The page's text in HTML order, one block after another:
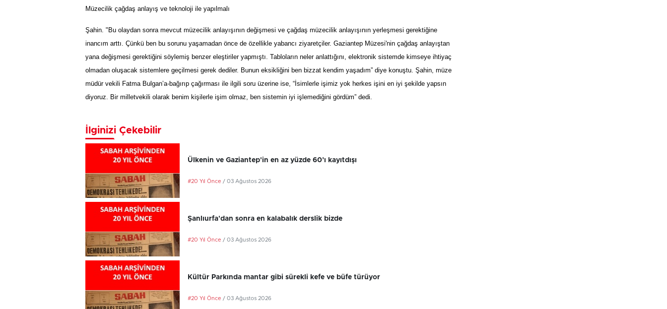
Müzecilik çağdaş anlayış ve teknoloji ile yapılmalı
Şahin. "Bu olaydan sonra mevcut müzecilik anlayışının değişmesi ve çağdaş müzecilik anlayışının yerleşmesi gerektiğine
inancım arttı. Çünkü ben bu sorunu yaşamadan önce de özellikle yabancı ziyaretçiler. Gaziantep Müzesi'nin çağdaş anlayıştan
yana değişmesi gerektiğini söylemiş benzer eleştiriler yapmıştı. Tabloların neler anlattığını, elektronik sistemde kimseye ihtiyaç
olmadan oluşacak sistemlere geçilmesi gerek dediler. Bunun eksikliğini ben bizzat kendim yaşadım” diye konuştu. Şahin, müze
müdür vekili Fatma Bulgan’a-bağırıp çağırması ile ilgili soru üzerine ise, “İsimlerle işimiz yok herkes işini en iyi şekilde yapsın
diyoruz. Bir milletvekili olarak benim kişilerle işim olmaz, ben sistemin iyi işlemediğini gördüm” dedi.
İlginizi Çekebilir
Ülkenin ve Gaziantep'in en az yüzde 60’ı kayıtdışı
#20 Yıl Önce / 03 Ağustos 2026
Şanlıurfa'dan sonra en kalabalık derslik bizde
#20 Yıl Önce / 03 Ağustos 2026
Kültür Parkında mantar gibi sürekli kefe ve büfe türüyor
#20 Yıl Önce / 03 Ağustos 2026